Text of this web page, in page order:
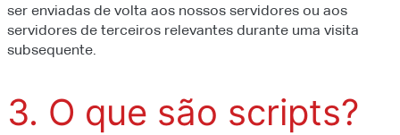
ser enviadas de volta aos nossos servidores ou aos
servidores de terceiros relevantes durante uma visita
subsequente.
3. O que são scripts?